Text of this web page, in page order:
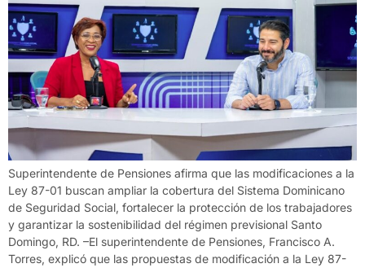
Superintendente de Pensiones afirma que las modificaciones a la
Ley 87-01 buscan ampliar la cobertura del Sistema Dominicano
de Seguridad Social, fortalecer la protección de los trabajadores
y garantizar la sostenibilidad del régimen previsional Santo
Domingo, RD. –El superintendente de Pensiones, Francisco A.
Torres, explicó que las propuestas de modificación a la Ley 87-